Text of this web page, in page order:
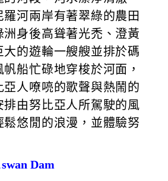
河兩岸有著翠綠的農田
洲身後高聳著光禿、澄黃
大的遊輪一艘艘並排於碼
船忙碌地穿梭於河面，
亞人嘹喨的歌聲與熱鬧的
排由努比亞人所駕駛的風
鬆悠閒的浪漫，並體驗努
Dam